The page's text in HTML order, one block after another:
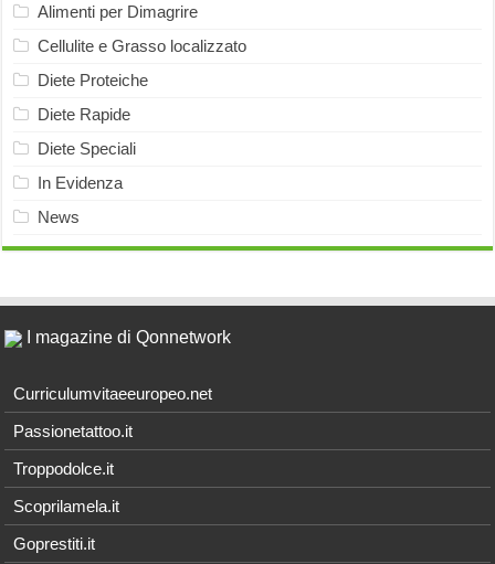
Alimenti per Dimagrire
Cellulite e Grasso localizzato
Diete Proteiche
Diete Rapide
Diete Speciali
In Evidenza
News
I magazine di Qonnetwork
Curriculumvitaeeuropeo.net
Passionetattoo.it
Troppodolce.it
Scoprilamela.it
Goprestiti.it